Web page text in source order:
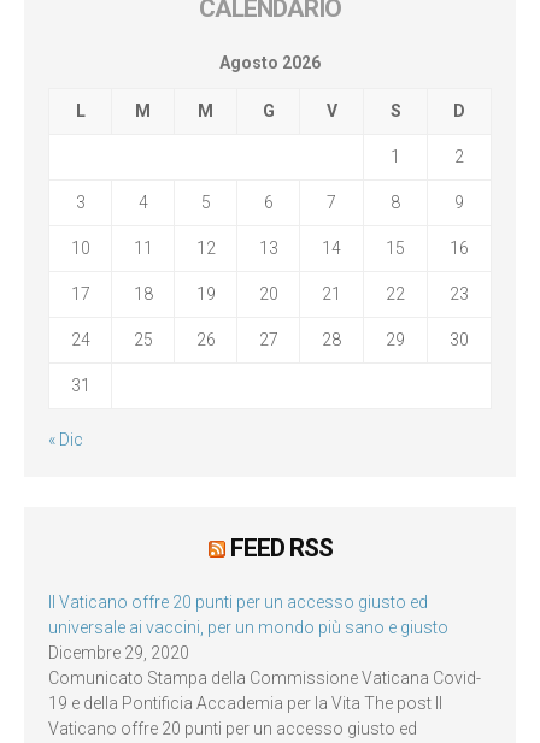
CALENDARIO
Agosto 2026
L M M G V S D
1 2
3 4 5 6 7 8 9
10 11 12 13 14 15 16
17 18 19 20 21 22 23
24 25 26 27 28 29 30
31
« Dic
FEED RSS
Il Vaticano offre 20 punti per un accesso giusto ed
universale ai vaccini, per un mondo più sano e giusto
Dicembre 29, 2020
Comunicato Stampa della Commissione Vaticana Covid-
19 e della Pontificia Accademia per la Vita The post Il
Vaticano offre 20 punti per un accesso giusto ed